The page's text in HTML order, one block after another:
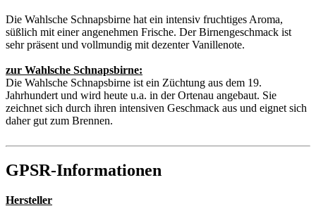
Die Wahlsche Schnapsbirne hat ein intensiv fruchtiges Aroma,
süßlich mit einer angenehmen Frische. Der Birnengeschmack ist
sehr präsent und vollmundig mit dezenter Vanillenote.
zur Wahlsche Schnapsbirne:
Die Wahlsche Schnapsbirne ist ein Züchtung aus dem 19.
Jahrhundert und wird heute u.a. in der Ortenau angebaut. Sie
zeichnet sich durch ihren intensiven Geschmack aus und eignet sich
daher gut zum Brennen.
GPSR-Informationen
Hersteller